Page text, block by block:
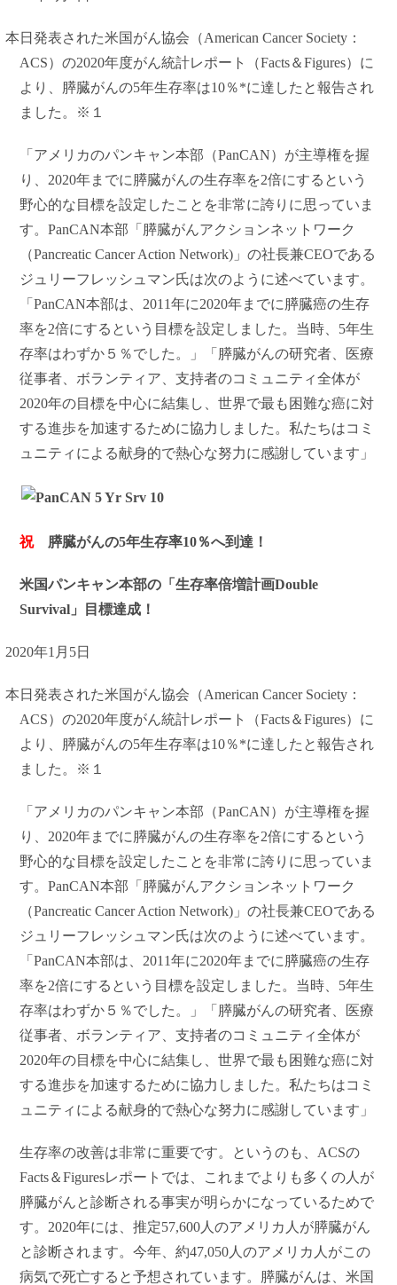
本日発表された米国がん協会（American Cancer Society：
ACS）の2020年度がん統計レポート（Facts＆Figures）に
より、膵臓がんの5年生存率は10％*に達したと報告され
ました。※１
「アメリカのパンキャン本部（PanCAN）が主導権を握
り、2020年までに膵臓がんの生存率を2倍にするという
野心的な目標を設定したことを非常に誇りに思っていま
す。PanCAN本部「膵臓がんアクションネットワーク
（Pancreatic Cancer Action Network)」の社長兼CEOである
ジュリーフレッシュマン氏は次のように述べています。
「PanCAN本部は、2011年に2020年までに膵臓癌の生存
率を2倍にするという目標を設定しました。当時、5年生
存率はわずか５％でした。」「膵臓がんの研究者、医療
従事者、ボランティア、支持者のコミュニティ全体が
2020年の目標を中心に結集し、世界で最も困難な癌に対
する進歩を加速するために協力しました。私たちはコミ
ュニティによる献身的で熱心な努力に感謝しています」
祝膵臓がんの5年生存率10％へ到達！
米国パンキャン本部の「生存率倍増計画Double
Survival」目標達成！
2020年1月5日
本日発表された米国がん協会（American Cancer Society：
ACS）の2020年度がん統計レポート（Facts＆Figures）に
より、膵臓がんの5年生存率は10％*に達したと報告され
ました。※１
「アメリカのパンキャン本部（PanCAN）が主導権を握
り、2020年までに膵臓がんの生存率を2倍にするという
野心的な目標を設定したことを非常に誇りに思っていま
す。PanCAN本部「膵臓がんアクションネットワーク
（Pancreatic Cancer Action Network)」の社長兼CEOである
ジュリーフレッシュマン氏は次のように述べています。
「PanCAN本部は、2011年に2020年までに膵臓癌の生存
率を2倍にするという目標を設定しました。当時、5年生
存率はわずか５％でした。」「膵臓がんの研究者、医療
従事者、ボランティア、支持者のコミュニティ全体が
2020年の目標を中心に結集し、世界で最も困難な癌に対
する進歩を加速するために協力しました。私たちはコミ
ュニティによる献身的で熱心な努力に感謝しています」
生存率の改善は非常に重要です。というのも、ACSの
Facts＆Figuresレポートでは、これまでよりも多くの人が
膵臓がんと診断される事実が明らかになっているためで
す。2020年には、推定57,600人のアメリカ人が膵臓がん
と診断されます。今年、約47,050人のアメリカ人がこの
病気で死亡すると予想されています。膵臓がんは、米国